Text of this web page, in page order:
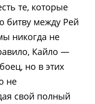
те, которые
битву между Рей
никогда не
Кайло —
но в этих
не
свой полный